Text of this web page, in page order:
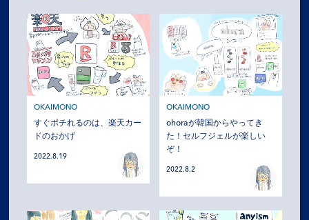
OKAIMONO
すぐポチれるのは、楽天カー
ドのおかげ
2022.8.19
OKAIMONO
ohoraが韓国からやってき
た！セルフジェルが楽しい
ぞ！
2022.8.2